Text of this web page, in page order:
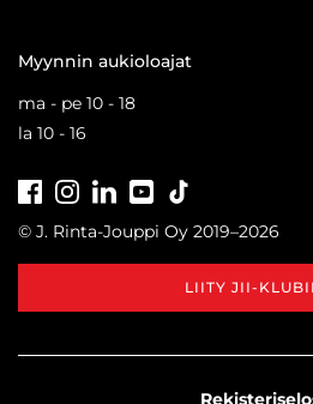
Myynnin aukioloajat
ma - pe 10 - 18
la 10 - 16
FacebookInstagramLinkedInYoutube
© J. Rinta-Jouppi Oy 2019–2026
LIITY JII-